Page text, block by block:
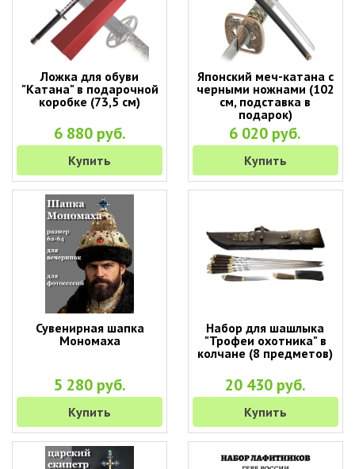
Ложка для обуви
"Катана" в подарочной
коробке (73,5 см)
6 880 руб.
Купить
Японский меч-катана с
черными ножнами (102
см, подставка в
подарок)
6 020 руб.
Купить
Сувенирная шапка
Мономаха
5 280 руб.
Купить
Набор для шашлыка
"Трофеи охотника" в
колчане (8 предметов)
20 430 руб.
Купить